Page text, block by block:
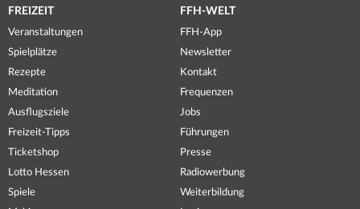
FREIZEIT
Veranstaltungen
Spielplätze
Rezepte
Meditation
Ausflugsziele
Freizeit-Tipps
Ticketshop
Lotto Hessen
Spiele
FFH-WELT
FFH-App
Newsletter
Kontakt
Frequenzen
Jobs
Führungen
Presse
Radiowerbung
Weiterbildung